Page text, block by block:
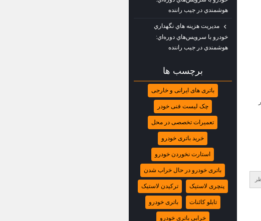
هوشمندي در جيب راننده
مديريت هزينه‌ هاي نگهداري
خودرو با سرويس‌هاي دوره‌اي:
هوشمندي در جيب راننده
برچسب ها
باتری‌ های ایرانی و خارجی
چک‌ لیست فنی خودر
تعمیرات تخصصی در محل
خرید باتری خودرو
استارت نخوردن خودرو
باتری خودرو در حال خراب شدن
پنچری لاستیک ترکیدن لاستیک
تابلو کائنات باتری خودرو
خرابی باتری خودرو